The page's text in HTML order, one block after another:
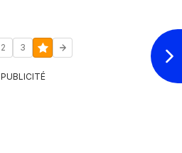
2 3
PUBLICITÉ